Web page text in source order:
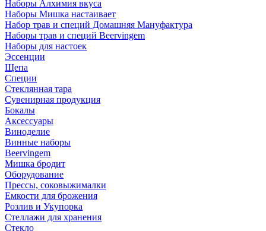
Наборы Алхимия вкуса
Наборы Мишка настаивает
Набор трав и специй Домашняя Мануфактура
Наборы трав и специй Beervingem
Наборы для настоек
Эссенции
Щепа
Специи
Стеклянная тара
Сувенирная продукция
Бокалы
Аксессуары
Виноделие
Винные наборы
Beervingem
Мишка бродит
Оборудование
Прессы, соковыжималки
Емкости для брожения
Розлив и Укупорка
Стеллажи для хранения
Стекло